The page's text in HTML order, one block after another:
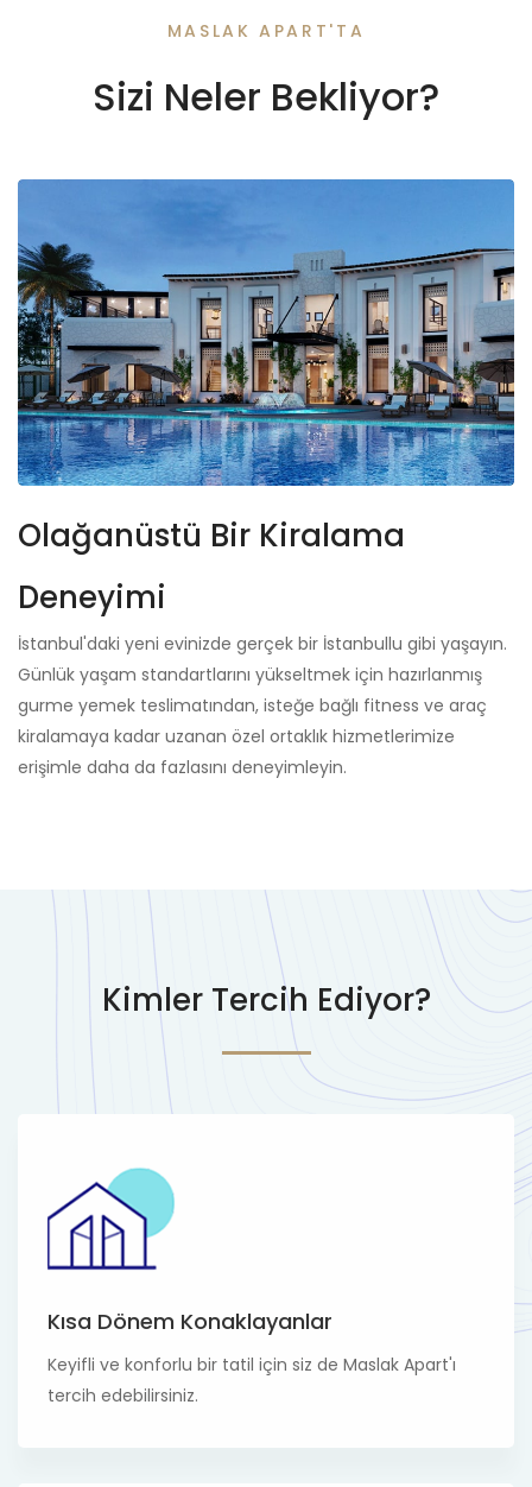
MASLAK APART'TA
Sizi Neler Bekliyor?
Olağanüstü Bir Kiralama
Deneyimi
İstanbul'daki yeni evinizde gerçek bir İstanbullu gibi yaşayın.
Günlük yaşam standartlarını yükseltmek için hazırlanmış
gurme yemek teslimatından, isteğe bağlı fitness ve araç
kiralamaya kadar uzanan özel ortaklık hizmetlerimize
erişimle daha da fazlasını deneyimleyin.
Kimler Tercih Ediyor?
Kısa Dönem Konaklayanlar
Keyifli ve konforlu bir tatil için siz de Maslak Apart'ı
tercih edebilirsiniz.